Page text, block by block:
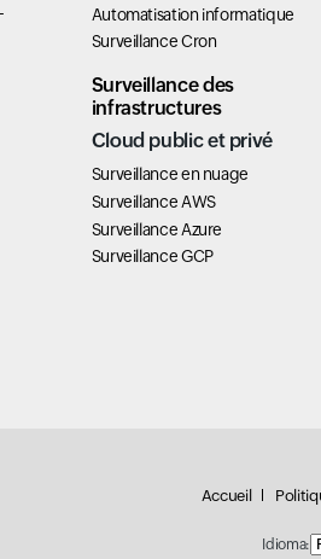
Automatisation informatique
Surveillance Cron
Surveillance des
infrastructures
Cloud public et privé
Surveillance en nuage
Surveillance AWS
Surveillance Azure
Surveillance GCP
Accueil
Idioma: